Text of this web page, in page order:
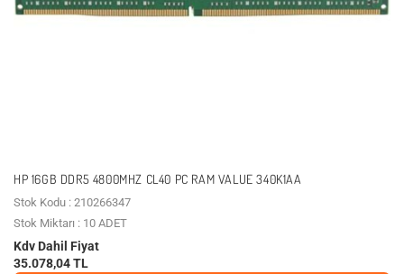
HP 16GB DDR5 4800MHZ CL40 PC RAM VALUE 340K1AA
Stok Kodu : 210266347
Stok Miktarı : 10 ADET
Kdv Dahil Fiyat
35.078,04 TL